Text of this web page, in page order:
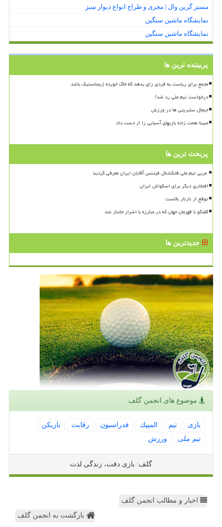
مستر گرین وال | مجری و طراح انواع دیوار سبز
نمایشگاه ماشین سنگین
نمایشگاه ماشین سنگین
پربیننده ترین ها
مجمع برای ریاست به فردی رای بدهد که خاک خورده ژیمناستیک باشد
درخواست تیم ملی رد شد!
جنجال سلبریتی ها در ورزش
مبینا نعمت زاده بازیهای آسیایی را از دست داد
پربحث ترین ها
افتخاری دیگر برای اسکواش ایران
توقع از تارتار بالاست
گفتگو با قهرمان جهان که در مبارزه با اشرار جانباز شد
جدیدترین ها
موضوع های انجمن گلف
بازی تیم المپیك فدراسیون رقابت
بازیكن
تیم ملی
ورزش
گلف: بازی دقت، زندگی لذت
اخبار و مطالب انجمن گلف
بازگشت به انجمن گلف